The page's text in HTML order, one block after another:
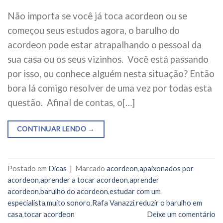
Não importa se você já toca acordeon ou se
começou seus estudos agora, o barulho do
acordeon pode estar atrapalhando o pessoal da
sua casa ou os seus vizinhos. Você está passando
por isso, ou conhece alguém nesta situação? Então
bora lá comigo resolver de uma vez por todas esta
questão. Afinal de contas, o[…]
CONTINUAR LENDO →
Postado em Dicas | Marcado acordeon,apaixonados por
acordeon,aprender a tocar acordeon,aprender
acordeon,barulho do acordeon,estudar com um
especialista,muito sonoro,Rafa Vanazzi,reduzir o barulho em
casa,tocar acordeon Deixe um comentário